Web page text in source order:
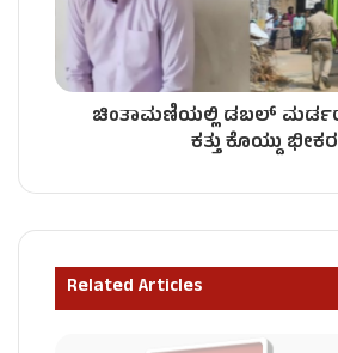
ಭಾರತದ ಮೇಲೆ 10% ಸುಂಕ
ಚಿಂತಾಮಣಿಯಲ್ಲಿ ಡಬಲ್‌
ಕತ್ತು ಕೊಯ್ದು
Related Articles